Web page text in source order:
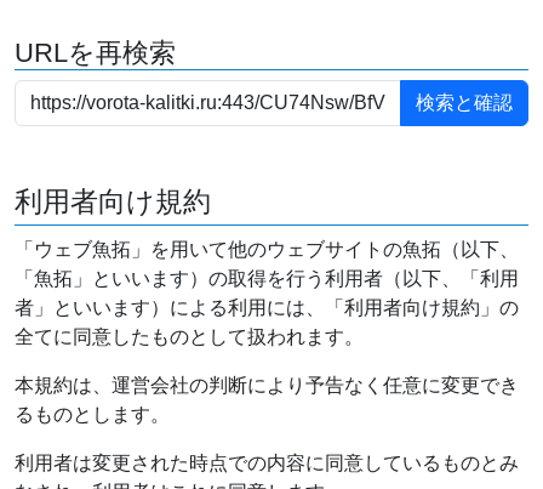
URLを再検索
利用者向け規約
「ウェブ魚拓」を用いて他のウェブサイトの魚拓（以下、
「魚拓」といいます）の取得を行う利用者（以下、「利用
者」といいます）による利用には、「利用者向け規約」の
全てに同意したものとして扱われます。
本規約は、運営会社の判断により予告なく任意に変更でき
るものとします。
利用者は変更された時点での内容に同意しているものとみ